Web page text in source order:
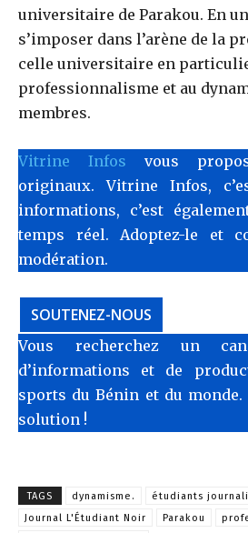
universitaire de Parakou. En
s’imposer dans l’arène de la
celle universitaire en
professionnalisme et au
membres.
Vitrine Infos vous
originaux. Vitrine Infos,
informations, c’est
temps réel. Adoptez-le et
modération.
SOUTENEZ-NOUS
Vous recherchez un
d’informations et de
sports du Bénin et du monde.
solution !
TAGS dynamisme. étudiants
Journal L'Étudiant Noir
Parakou